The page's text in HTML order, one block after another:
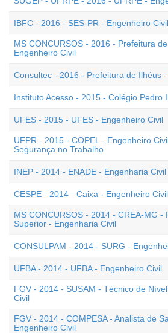
IBFC - 2016 - SES-PR - Engenheiro Civil
MS CONCURSOS - 2016 - Prefeitura
Engenheiro Civil
Consultec - 2016 - Prefeitura de Ilhéus
Instituto Acesso - 2015 - Colégio Pedro
UFES - 2015 - UFES - Engenheiro Civil
UFPR - 2015 - COPEL - Engenheiro
Segurança no Trabalho
INEP - 2014 - ENADE - Engenharia Civil
CESPE - 2014 - Caixa - Engenheiro Civil
MS CONCURSOS - 2014 - CREA-MG -
Superior - Engenharia Civil
CONSULPAM - 2014 - SURG -
UFBA - 2014 - UFBA - Engenheiro Civil
FGV - 2014 - SUSAM - Técnico de
Civil
FGV - 2014 - COMPESA - Analista de
Engenheiro Civil